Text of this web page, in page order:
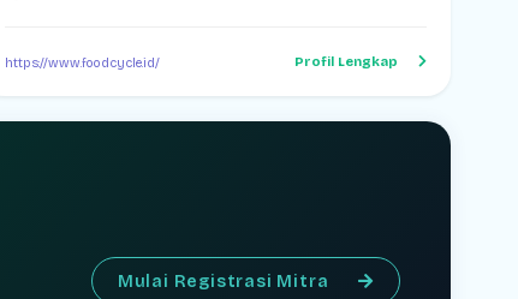
https://www.foodcycle.id/ Profil Lengkap
Mulai Registrasi Mitra